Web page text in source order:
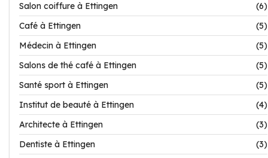
Salon coiffure à Ettingen
(6)
Café à Ettingen
(5)
Médecin à Ettingen
(5)
Salons de thé café à Ettingen
(5)
Santé sport à Ettingen
(5)
Institut de beauté à Ettingen
(4)
Architecte à Ettingen
(3)
Dentiste à Ettingen
(3)